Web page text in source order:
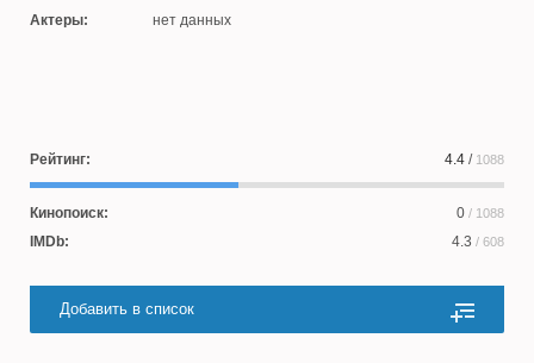
Актеры:
нет данных
Рейтинг: 4.4 / 1088
Кинопоиск: 0 / 1088
IMDb: 4.3 / 608
Добавить в список